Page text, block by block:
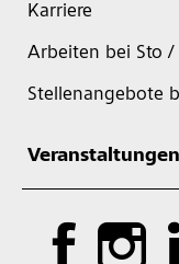
Karriere
Arbeiten bei Sto /
Stellenangebote